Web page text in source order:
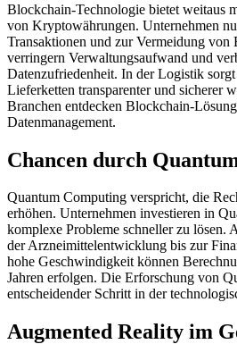
Blockchain-Technologie bietet weitaus
von Kryptowährungen. Unternehmen
Transaktionen und zur Vermeidung von
verringern Verwaltungsaufwand und
Datenzufriedenheit. In der Logistik
Lieferketten transparenter und sicherer
Branchen entdecken Blockchain-
Datenmanagement.
Chancen durch
Quantum Computing verspricht, die
erhöhen. Unternehmen investieren in
komplexe Probleme schneller zu lösen.
der Arzneimittelentwicklung bis zur
hohe Geschwindigkeit können
Jahren erfolgen. Die Erforschung von
entscheidender Schritt in der
Augmented Reality im